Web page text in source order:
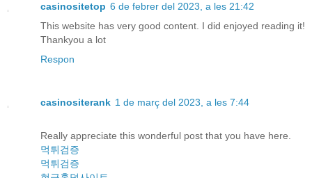
casinositetop 6 de febrer del 2023, a les 21:42
This website has very good content. I did enjoyed reading it!
Thankyou a lot
Respon
casinositerank 1 de març del 2023, a les 7:44
Really appreciate this wonderful post that you have here.
먹튀검증
먹튀검증